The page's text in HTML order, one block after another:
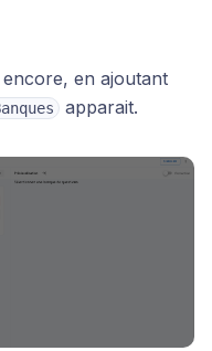
encore, en ajoutant
apparait.